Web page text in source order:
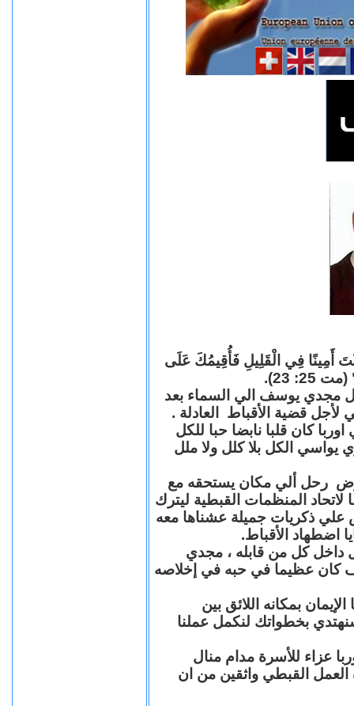
أَمِينًا فِي الْقَلِيلِ فَأُقِيمُكَ عَلَى
23).
مجدي يوسف الي السماء بعد
قضية الأقباط العادلة .
كان قلبا نابضا حبا للكل
يواسي الكل بلا كلل ولا ملل
رحل ألي مكان يستحقه مع
المنظمات القبطية ليترك
علي ذكريات جميلة عشناها معه
اضطهاد الأقباط.
داخل كل من قابله ، مجدي
عظيما في حبه في إخلاصه
بمكانه اللائق بين
بخطواتك لنكمل عملنا
عزاء للأسرة مدام منال
العمل القبطي واثقين من ان